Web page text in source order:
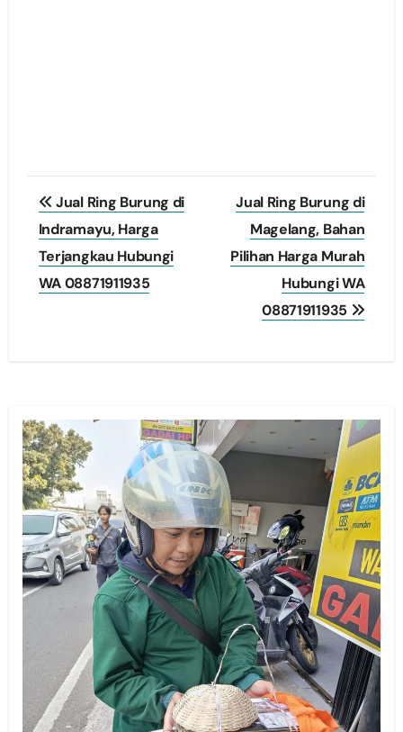
Post
navigation
Jual Ring Burung di
Indramayu, Harga
Terjangkau Hubungi
WA 08871911935
Jual Ring Burung di
Magelang, Bahan
Pilihan Harga Murah
Hubungi WA
08871911935